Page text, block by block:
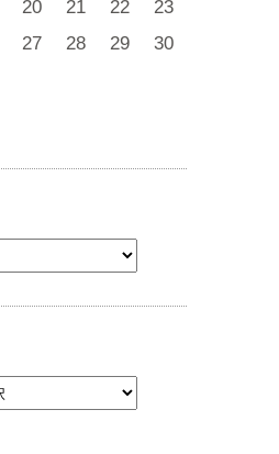
20 21 22
23
27 28 29
30